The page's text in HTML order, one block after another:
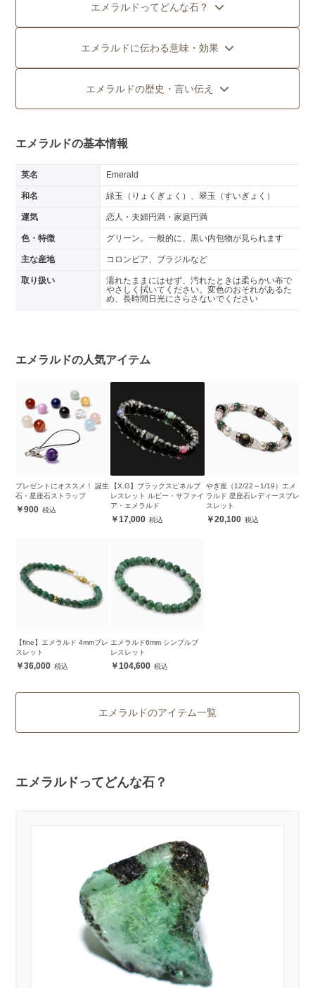
エメラルドってどんな石？
エメラルドに伝わる意味・効果
エメラルドの歴史・言い伝え
エメラルドの基本情報
英名 Emerald
和名 緑玉（りょくぎょく）、翠玉（すいぎょく）
運気 恋人・夫婦円満・家庭円満
色・特徴 グリーン。一般的に、黒い内包物が見られます
主な産地 コロンビア、ブラジルなど
取り扱い
濡れたままにはせず、汚れたときは柔らかい布で
やさしく拭いてください。変色のおそれがあるた
め、長時間日光にさらさないでください
エメラルドの人気アイテム
プレゼントにオススメ！ 誕生
石・星座石ストラップ
900
【X.G】ブラックスピネルブ
レスレット ルビー・サファイ
ア・エメラルド
17,000
やぎ座（12/22～1/19）エメ
ラルド 星座石レディースブレ
スレット
20,100
【fine】エメラルド 4mmブレ
スレット
36,000
エメラルド6mm シンプルブ
レスレット
104,600
エメラルドのアイテム一覧
エメラルドってどんな石？